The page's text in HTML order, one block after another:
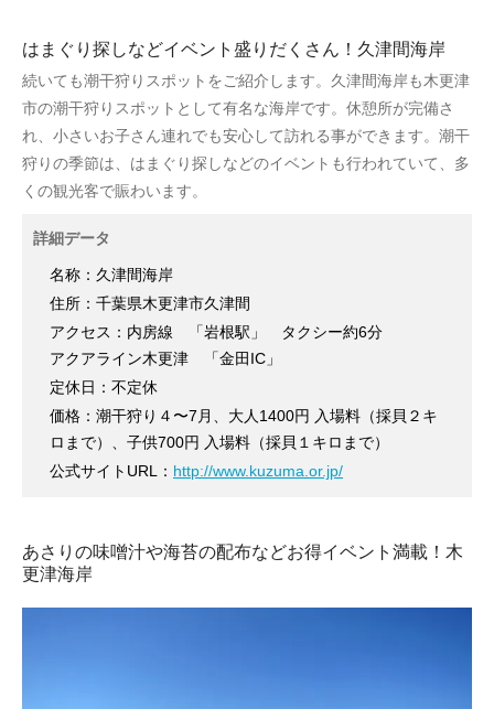
はまぐり探しなどイベント盛りだくさん！久津間海岸
続いても潮干狩りスポットをご紹介します。久津間海岸も木更津
市の潮干狩りスポットとして有名な海岸です。休憩所が完備さ
れ、小さいお子さん連れでも安心して訪れる事ができます。潮干
狩りの季節は、はまぐり探しなどのイベントも行われていて、多
くの観光客で賑わいます。
詳細データ
名称：久津間海岸
住所：千葉県木更津市久津間
アクセス：内房線 「岩根駅」 タクシー約6分
アクアライン木更津 「金田IC」
定休日：不定休
価格：潮干狩り４〜7月、大人1400円 入場料（採貝２キ
ロまで）、子供700円 入場料（採貝１キロまで）
公式サイトURL： http://www.kuzuma.or.jp/
あさりの味噌汁や海苔の配布などお得イベント満載！木
更津海岸